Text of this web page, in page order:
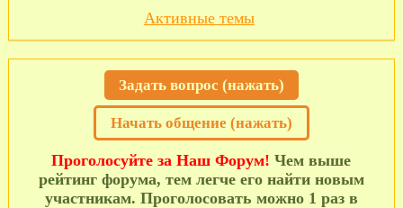
Активные темы
Задать вопрос (нажать)
Начать общение (нажать)
Проголосуйте за Наш Форум! Чем выше
рейтинг форума, тем легче его найти новым
участникам. Проголосовать можно 1 раз в